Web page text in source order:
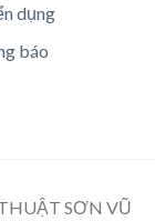
dụng
báo
SƠN VŨ